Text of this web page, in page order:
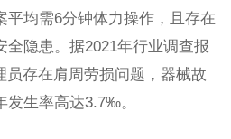
平均需6分钟体力操作，且存在
全隐患。据2021年行业调查报
员存在肩周劳损问题，器械故
发生率高达3.7‰。